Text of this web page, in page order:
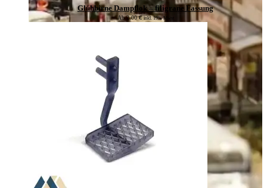
Glühbirne Dampflok – filigrane Fassung
Ab2,00€ inkl. 19% Mwst